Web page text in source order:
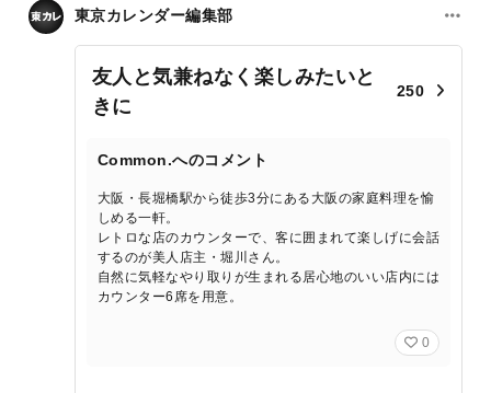
東京カレンダー編集部
友人と気兼ねなく楽しみたいと
きに
250
Common.へのコメント
大阪・長堀橋駅から徒歩3分にある大阪の家庭料理を愉
しめる一軒。
レトロな店のカウンターで、客に囲まれて楽しげに会話
するのが美人店主・堀川さん。
自然に気軽なやり取りが生まれる居心地のいい店内には
カウンター6席を用意。
0